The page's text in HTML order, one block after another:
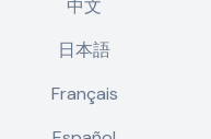
中文
日本語
Français